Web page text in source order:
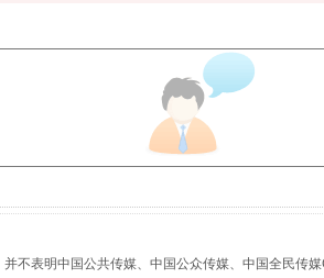
生物安全法正式实施
不表明中国公共传媒、中国公众传媒、中国全民